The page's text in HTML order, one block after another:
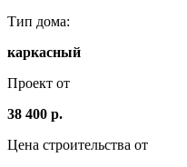
Тип дома:
каркасный
Проект от
38 400 р.
Цена строительства от